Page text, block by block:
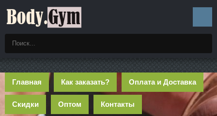
Главная Как заказать? Оплата и Доставка
Скидки Оптом Контакты